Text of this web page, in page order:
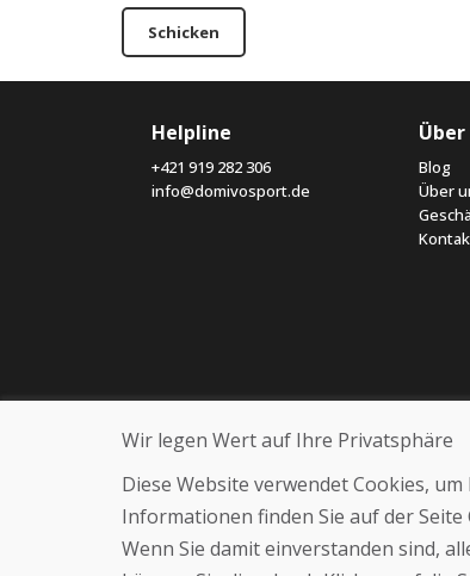
Schicken
Helpline
+421 919 282 306
info@domivosport.de
Über
Blog
Über
Wir legen Wert auf Ihre Privatsphäre
Diese Website verwendet Cookies,
Informationen finden Sie auf der
Wenn Sie damit einverstanden sind,